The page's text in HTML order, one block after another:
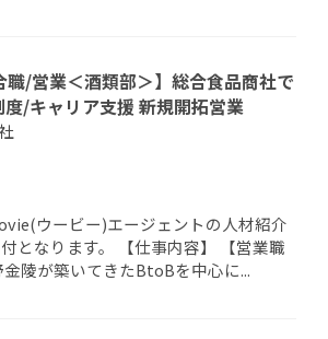
職/営業＜酒類部＞】総合食品商社で
/キャリア支援 新規開拓営業
ウービー)エージェントの人材紹介
となります。 【仕事内容】 【営業職
金陵が築いてきたBtoBを中心に...